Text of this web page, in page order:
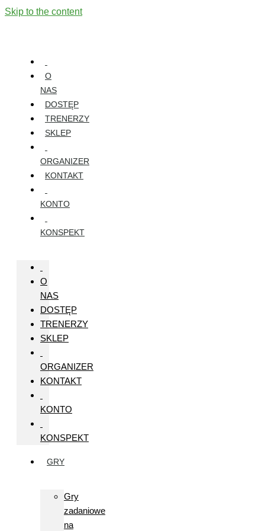
Skip to the content
O
NAS
DOSTĘP
TRENERZY
SKLEP
ORGANIZER
KONTAKT
KONTO
KONSPEKT
O
NAS
DOSTĘP
TRENERZY
SKLEP
ORGANIZER
KONTAKT
KONTO
KONSPEKT
GRY
Gry
zadaniowe
na